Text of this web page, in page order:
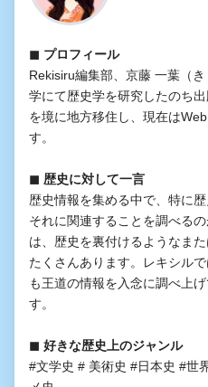
◼︎ プロフィール
Rekisiru編集部、京藤 一葉（
学にて歴史学を研究したのち
を境に地方移住し、現在は
す。
◼︎ 歴史に対して一言
歴史情報を集める中で、特に
それに関連することを調べる
は、歴史を裏付けるようなま
たくさんあります。レキシル
も王道の情報を入念に調べ上
す。
◼︎ 好きな歴史上のジャンル
#文学史 # 美術史 #日本史 #世